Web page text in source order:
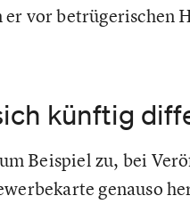
vor betrügerischen
künftig
Beispiel zu, bei
genauso